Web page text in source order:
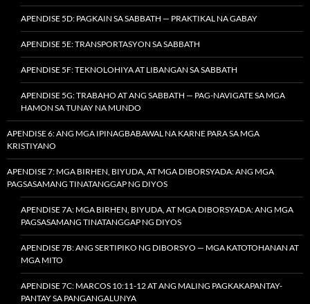
APENDISE 5D: PAGKAIN SA SABBATH — PRAKTIKAL NA GABAY
APENDISE 5E: TRANSPORTASYON SA SABBATH
APENDISE 5F: TEKNOLOHIYA AT LIBANGAN SA SABBATH
APENDISE 5G: TRABAHO AT ANG SABBATH — PAG-NAVIGATE SA MGA
HAMON SA TUNAY NA MUNDO
APENDISE 6: ANG MGA IPINAGBABAWAL NA KARNE PARA SA MGA
KRISTIYANO
APENDISE 7: MGA BIRHEN, BIYUDA, AT MGA DIBORSYADA: ANG MGA
PAGSASAMANG TINATANGGAP NG DIYOS
APENDISE 7A: MGA BIRHEN, BIYUDA, AT MGA DIBORSYADA: ANG MGA
PAGSASAMANG TINATANGGAP NG DIYOS
APENDISE 7B: ANG SERTIPIKO NG DIBORSYO — MGA KATOTOHANAN AT
MGA MITO
APENDISE 7C: MARCOS 10:11-12 AT ANG MALING PAGKAKAPANTAY-
PANTAY SA PANGANGALUNYA